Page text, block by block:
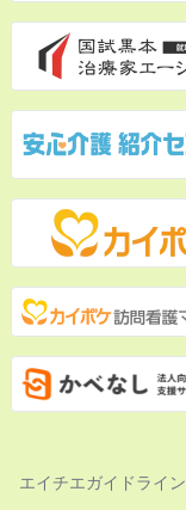
エイチエガイドライン